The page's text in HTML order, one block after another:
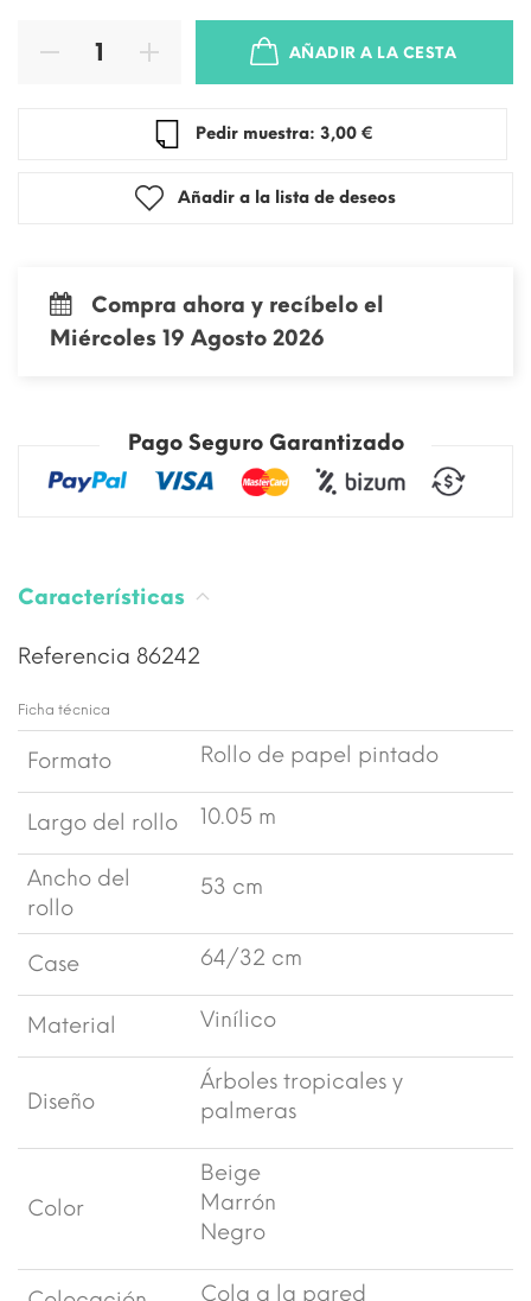
AÑADIR A LA CESTA
Pedir muestra: 3,00 €
Añadir a la lista de deseos
Compra ahora y recíbelo el
Miércoles 19 Agosto 2026
Pago Seguro Garantizado
Características
Referencia 86242
Ficha técnica
Formato Rollo de papel pintado
Largo del rollo 10.05 m
Ancho del
rollo
53 cm
Case 64/32 cm
Material Vinílico
Diseño
Árboles tropicales y
palmeras
Color
Beige
Marrón
Negro
Cola a la pared